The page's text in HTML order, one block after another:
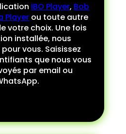
IBO Player, Bob
Player ou toute autre
votre choix. Une fois
installée, nous
vous. Saisissez
que nous vous
par email ou